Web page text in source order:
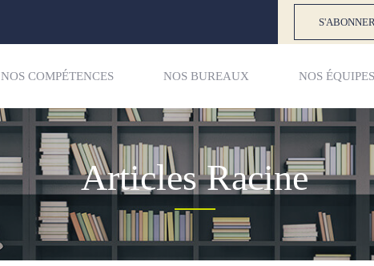
NOS COMPÉTENCES NOS BUREAUX NOS ÉQUIPES
Articles Racine